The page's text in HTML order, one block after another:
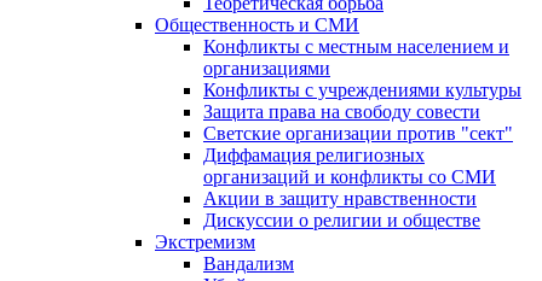
Общественность и СМИ
Конфликты с местным населением и
организациями
Конфликты с учреждениями культуры
Защита права на свободу совести
Светские организации против "сект"
Диффамация религиозных
организаций и конфликты со СМИ
Акции в защиту нравственности
Дискуссии о религии и обществе
Экстремизм
Вандализм